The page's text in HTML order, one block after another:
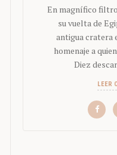
En magnífico
su vuelta de
antigua cratera
homenaje a
Diez
LEER